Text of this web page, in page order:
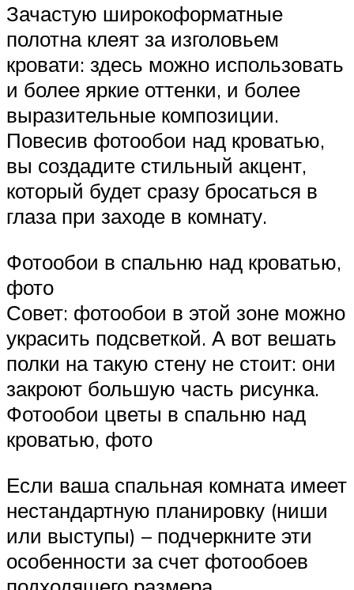
Зачастую широкоформатные
полотна клеят за изголовьем
кровати: здесь можно использовать
и более яркие оттенки, и более
выразительные композиции.
Повесив фотообои над кроватью,
вы создадите стильный акцент,
который будет сразу бросаться в
глаза при заходе в комнату.
Фотообои в спальню над кроватью,
фото
Совет: фотообои в этой зоне можно
украсить подсветкой. А вот вешать
полки на такую стену не стоит: они
закроют большую часть рисунка.
Фотообои цветы в спальню над
кроватью, фото
Если ваша спальная комната имеет
нестандартную планировку (ниши
или выступы) – подчеркните эти
особенности за счет фотообоев